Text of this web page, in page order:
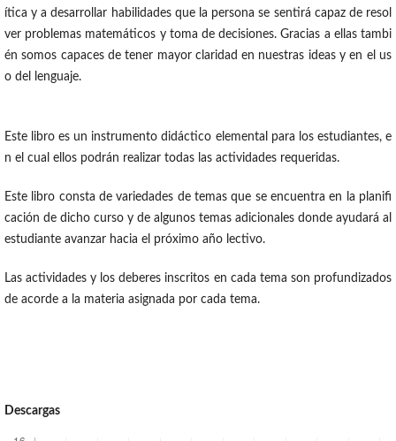
ítica y a desarrollar habilidades que la persona se sentirá capaz de resol
ver problemas matemáticos y toma de decisiones. Gracias a ellas tambi
én somos capaces de tener mayor claridad en nuestras ideas y en el us
o del lenguaje.
Este libro es un instrumento didáctico elemental para los estudiantes, e
n el cual ellos podrán realizar todas las actividades requeridas.
Este libro consta de variedades de temas que se encuentra en la planifi
cación de dicho curso y de algunos temas adicionales donde ayudará al
estudiante avanzar hacia el próximo año lectivo.
Las actividades y los deberes inscritos en cada tema son profundizados
de acorde a la materia asignada por cada tema.
Descargas